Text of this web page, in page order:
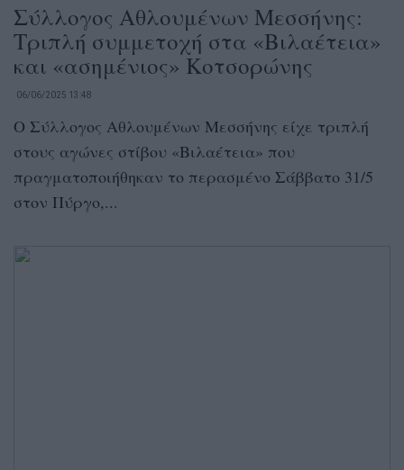
Σύλλογος Αθλουμένων Μεσσήνης:
Τριπλή συμμετοχή στα «Βιλαέτεια»
και «ασημένιος» Κοτσορώνης
06/06/2025 13:48
Ο Σύλλογος Αθλουμένων Μεσσήνης είχε τριπλή
στους αγώνες στίβου «Βιλαέτεια» που
πραγματοποιήθηκαν το περασμένο Σάββατο 31/5
στον Πύργο,...